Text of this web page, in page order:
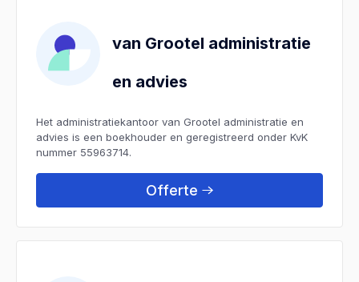
van Grootel administratie
en advies
Het administratiekantoor van Grootel administratie en
advies is een boekhouder en geregistreerd onder KvK
nummer 55963714.
Offerte